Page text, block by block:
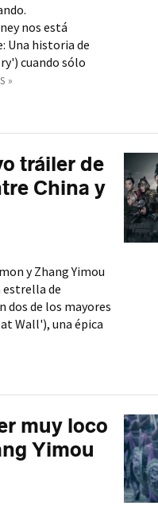
nos está
Una historia de
cuando sólo
»
tráiler de
China y
y Zhang Yimou
estrella de
dos de los mayores
Wall'), una épica
muy loco
Yimou